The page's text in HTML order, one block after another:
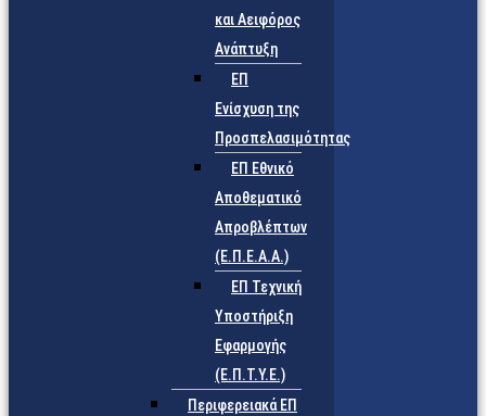
και Αειφόρος
Ανάπτυξη
ΕΠ
Ενίσχυση της
Προσπελασιμότητας
ΕΠ Εθνικό
Αποθεματικό
Απροβλέπτων
(Ε.Π.Ε.Α.Α.)
ΕΠ Τεχνική
Υποστήριξη
Εφαρμογής
(Ε.Π.Τ.Υ.Ε.)
Περιφερειακά ΕΠ